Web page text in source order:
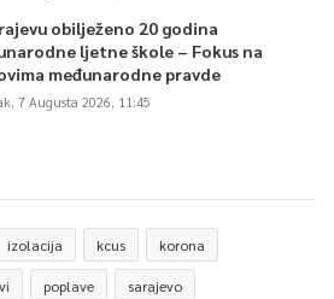
obilježeno 20 godina
ljetne škole – Fokus na
međunarodne pravde
7 Augusta 2026, 11:45
izolacija kcus korona
poplave sarajevo